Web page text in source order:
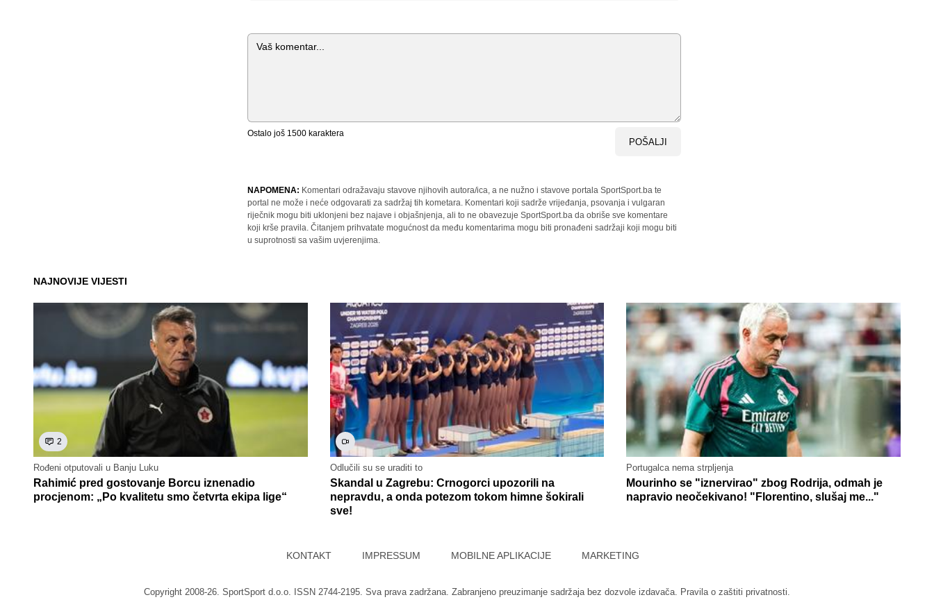
Komentar
Ostalo još 1500 karaktera
POŠALJI
NAPOMENA: Komentari odražavaju stavove njihovih autora/ica, a ne nužno i stavove portala SportSport.ba te
portal ne može i neće odgovarati za sadržaj tih kometara. Komentari koji sadrže vrijeđanja, psovanja i vulgaran
riječnik mogu biti uklonjeni bez najave i objašnjenja, ali to ne obavezuje SportSport.ba da obriše sve komentare
koji krše pravila. Čitanjem prihvatate mogućnost da među komentarima mogu biti pronađeni sadržaji koji mogu biti
u suprotnosti sa vašim uvjerenjima.
NAJNOVIJE VIJESTI
2
Rođeni otputovali u Banju Luku
Rahimić pred gostovanje Borcu iznenadio
procjenom: „Po kvalitetu smo četvrta ekipa lige“
Odlučili su se uraditi to
Skandal u Zagrebu: Crnogorci upozorili na
nepravdu, a onda potezom tokom himne šokirali
sve!
Portugalca nema strpljenja
Mourinho se "iznervirao" zbog Rodrija, odmah je
napravio neočekivano! "Florentino, slušaj me..."
KONTAKT IMPRESSUM MOBILNE APLIKACIJE MARKETING
Copyright 2008-26. SportSport d.o.o. ISSN 2744-2195. Sva prava zadržana. Zabranjeno preuzimanje sadržaja bez dozvole izdavača. Pravila o zaštiti privatnosti.